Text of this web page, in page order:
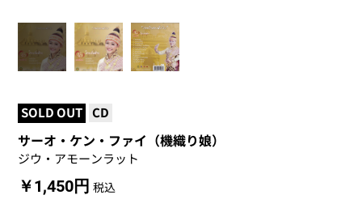
SOLD OUT CD
サーオ・ケン・ファイ（機織り娘）
ジウ・アモーンラット
￥1,450円 税込